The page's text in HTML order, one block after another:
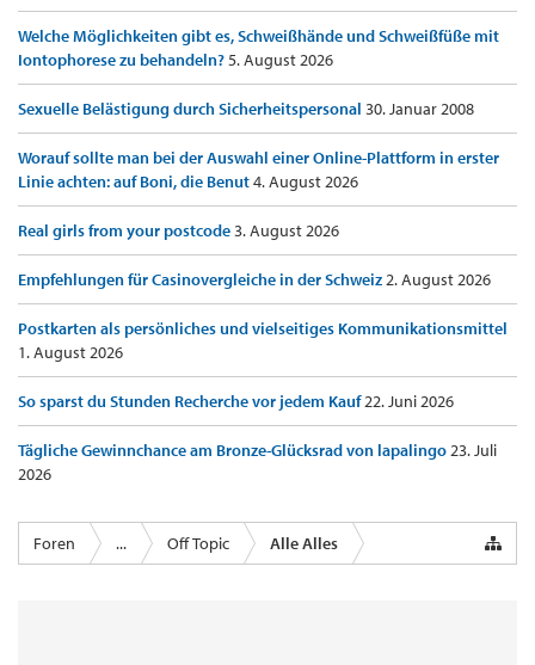
Welche Möglichkeiten gibt es, Schweißhände und Schweißfüße mit
Iontophorese zu behandeln?5. August 2026
Sexuelle Belästigung durch Sicherheitspersonal 30. Januar 2008
Worauf sollte man bei der Auswahl einer Online-Plattform in erster
Linie achten: auf Boni, die Benut4. August 2026
Real girls from your postcode3. August 2026
Empfehlungen für Casinovergleiche in der Schweiz2. August 2026
Postkarten als persönliches und vielseitiges Kommunikationsmittel
1. August 2026
So sparst du Stunden Recherche vor jedem Kauf22. Juni 2026
Tägliche Gewinnchance am Bronze-Glücksrad von lapalingo23. Juli
2026
Foren ... Off Topic Alle Alles